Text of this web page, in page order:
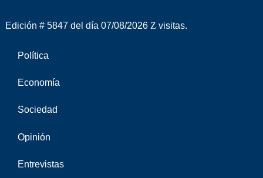
Edición # 5847 del día 07/08/2026 visitas.
Política
Economía
Sociedad
Opinión
Entrevistas